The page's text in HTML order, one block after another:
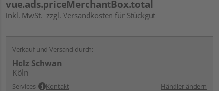
vue.ads.priceMerchantBox.total
inkl. MwSt. zzgl. Versandkosten für Stückgut
Verkauf und Versand durch:
Holz Schwan
Köln
Services Kontakt Händler ändern